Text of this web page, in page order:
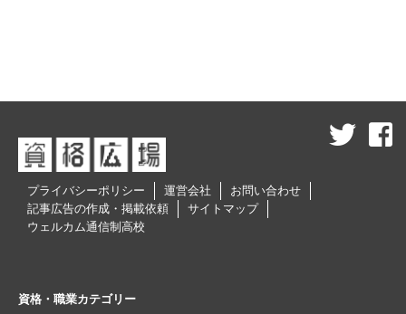
プライバシーポリシー 運営会社
お問い合わせ
記事広告の作成・掲載依頼
サイトマップ
ウェルカム通信制高校
資格・職業カテゴリー